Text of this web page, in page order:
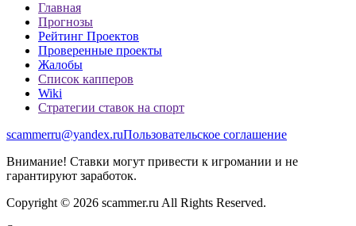
Главная
Прогнозы
Рейтинг Проектов
Проверенные проекты
Жалобы
Список капперов
Wiki
Стратегии ставок на спорт
scammerru@yandex.ruПользовательское соглашение
Внимание! Ставки могут привести к игромании и не
гарантируют заработок.
Copyright © 2026 scammer.ru All Rights Reserved.